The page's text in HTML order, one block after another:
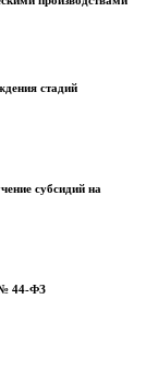
стадий
субсидий на
№ 44-ФЗ